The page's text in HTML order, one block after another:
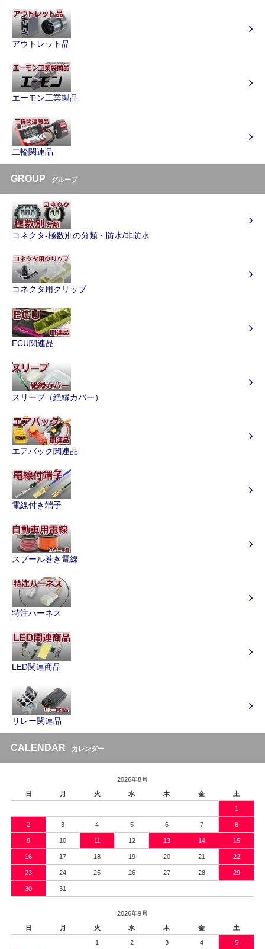
アウトレット品
エーモン工業製品
二輪関連品
GROUP グループ
コネクタ-極数別の分類・防水/非防水
コネクタ用クリップ
ECU関連品
スリーブ（絶縁カバー）
エアバック関連品
電線付き端子
スプール巻き電線
特注ハーネス
LED関連商品
リレー関連品
CALENDAR カレンダー
2026年8月
日
月 火 水 木 金 土
1
2 3 4 5 6 7 8
9 10 11 12 13 14 15
16 17 18 19 20 21 22
23 24 25 26 27 28 29
30 31
2026年9月
日
月 火 水 木 金 土
1 2 3 4 5